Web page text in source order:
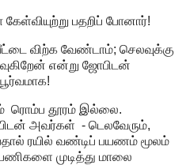
பதறிப் போனார்!
விற்க வேண்டாம்; செலவுக்கு
என்று ஜோபிடன்
ரொம்ப தூரம் இல்லை.
அவர்கள் - டெலவேரும்,
ரயில் வண்டிப் பயணம் மூலம்
முடித்து மாலை